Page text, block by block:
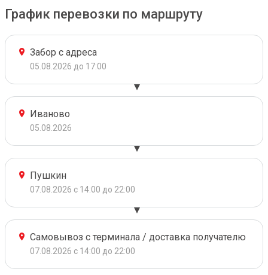
График перевозки по маршруту
Забор с адреса
05.08.2026 до 17:00
Иваново
05.08.2026
Пушкин
07.08.2026 с 14:00 до 22:00
Самовывоз с терминала / доставка получателю
07.08.2026 с 14:00 до 22:00